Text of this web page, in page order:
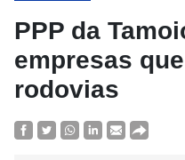
PPP da
empresas
rodovias